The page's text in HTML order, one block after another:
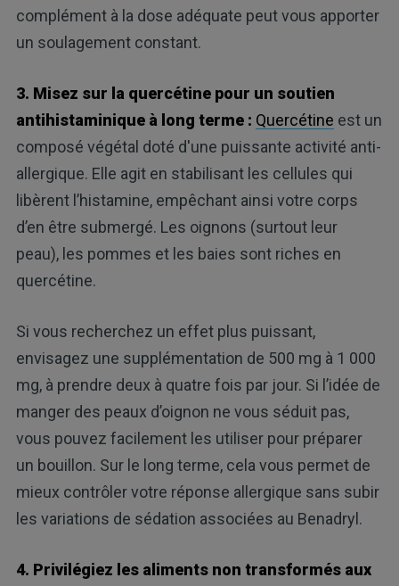
complément à la dose adéquate peut vous apporter
un soulagement constant.
3. Misez sur la quercétine pour un soutien
antihistaminique à long terme : Quercétine est un
composé végétal doté d'une puissante activité anti-
allergique. Elle agit en stabilisant les cellules qui
libèrent l’histamine, empêchant ainsi votre corps
d’en être submergé. Les oignons (surtout leur
peau), les pommes et les baies sont riches en
quercétine.
Si vous recherchez un effet plus puissant,
envisagez une supplémentation de 500 mg à 1 000
mg, à prendre deux à quatre fois par jour. Si l’idée de
manger des peaux d’oignon ne vous séduit pas,
vous pouvez facilement les utiliser pour préparer
un bouillon. Sur le long terme, cela vous permet de
mieux contrôler votre réponse allergique sans subir
les variations de sédation associées au Benadryl.
4. Privilégiez les aliments non transformés aux